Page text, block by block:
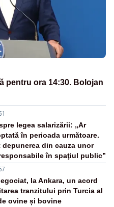
pentru ora 14:30. Bolojan
legea salarizării: „Ar
în perioada următoare.
depunerea din cauza unor
în spaţiul public”
la Ankara, un acord
tranzitului prin Turcia al
ovine și bovine